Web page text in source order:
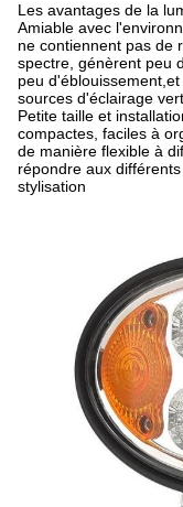
Les avantages de la
Amiable avec
ne contiennent pas de
spectre, génèrent peu
peu
sources d'éclairage
Petite taille et
compactes, faciles à
de manière flexible à
répondre aux
stylisation